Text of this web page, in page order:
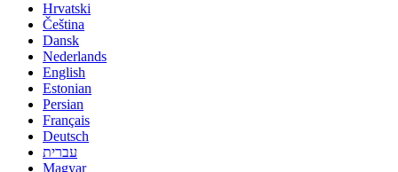
Hrvatski
Čeština
Dansk
Nederlands
English
Estonian
Persian
Français
Deutsch
עברית
Magyar